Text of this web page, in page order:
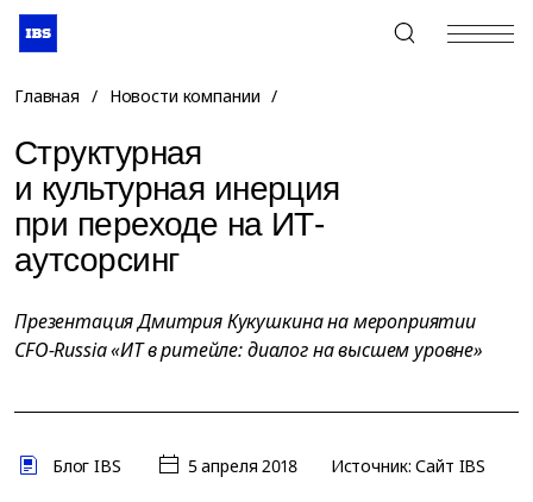
+7 (495) 967-80-80
Главная / Новости компании /
Структурная
и культурная инерция
при переходе на ИТ-
аутсорсинг
Презентация Дмитрия Кукушкина на мероприятии
CFO-Russia «ИТ в ритейле: диалог на высшем уровне»
Блог IBS 5 апреля 2018 Источник: Сайт IBS